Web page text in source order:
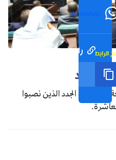
WhatsApp
رابط مختصر الرابط
جديد
النواب الجدد الذين نصبوا